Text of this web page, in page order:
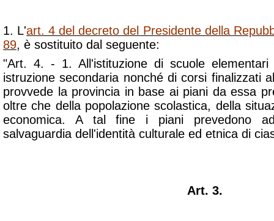
1. L'art. 4 del decreto del Presidente della
89, è sostituito dal seguente:
"Art. 4. - 1. All'istituzione di scuole
istruzione secondaria nonché di corsi finalizzati
provvede la provincia in base ai piani da essa
oltre che della popolazione scolastica, della
economica. A tal fine i piani prevedono
salvaguardia dell'identità culturale ed etnica di
Art. 3.